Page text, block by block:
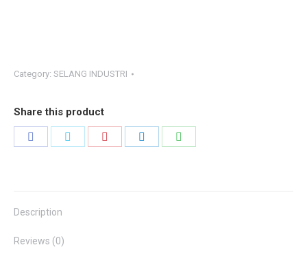
Category: SELANG INDUSTRI
Share this product
Description
Reviews (0)